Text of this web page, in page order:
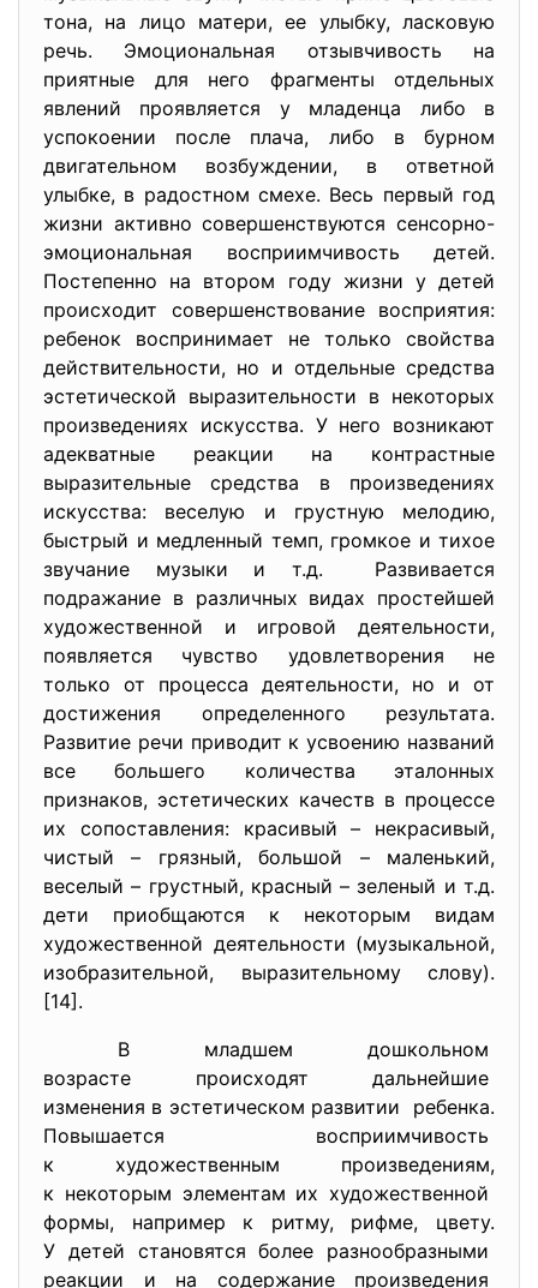
тона, на лицо матери, ее улыбку, ласковую
речь. Эмоциональная отзывчивость на
приятные для него фрагменты отдельных
явлений проявляется у младенца либо в
успокоении после плача, либо в бурном
двигательном возбуждении, в ответной
улыбке, в радостном смехе. Весь первый год
жизни активно совершенствуются сенсорно-
эмоциональная восприимчивость детей.
Постепенно на втором году жизни у детей
происходит совершенствование восприятия:
ребенок воспринимает не только свойства
действительности, но и отдельные средства
эстетической выразительности в некоторых
произведениях искусства. У него возникают
адекватные реакции на контрастные
выразительные средства в произведениях
искусства: веселую и грустную мелодию,
быстрый и медленный темп, громкое и тихое
звучание музыки и т.д. Развивается
подражание в различных видах простейшей
художественной и игровой деятельности,
появляется чувство удовлетворения не
только от процесса деятельности, но и от
достижения определенного результата.
Развитие речи приводит к усвоению названий
все большего количества эталонных
признаков, эстетических качеств в процессе
их сопоставления: красивый – некрасивый,
чистый – грязный, большой – маленький,
веселый – грустный, красный – зеленый и т.д.
дети приобщаются к некоторым видам
художественной деятельности (музыкальной,
изобразительной, выразительному слову).
[14].
В младшем дошкольном
возрасте происходят дальнейшие
изменения в эстетическом развитии ребенка.
Повышается восприимчивость
к художественным произведениям,
к некоторым элементам их художественной
формы, например к ритму, рифме, цвету.
У детей становятся более разнообразными
реакции и на содержание произведения